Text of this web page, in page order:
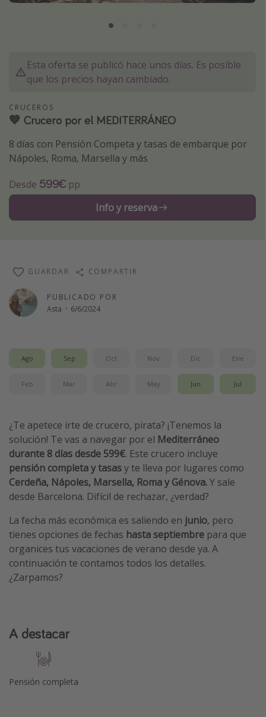
Tailandia
Albania
Inspiración para viajes
Camping
Glamping
Viajar sola como mujer
Viajes para singles
Escapadas románticas
Más temas
Guía de equipaje de mano
Parques de atracciones
Viaja con musicales
El Rey León el musical
Eventos deportivos
Esta oferta se publicó hace unos días. Es posible
que los precios hayan cambiado.
CRUCEROS
💙 Crucero por el MEDITERRÁNEO
8 días con Pensión Competa y tasas de embarque por
Nápoles, Roma, Marsella y más
Desde 599€ pp
Info y reserva
PUBLICADO POR
Asta · 6/6/2024
GUARDAR COMPARTIR
Ago Sep Oct Nov Dic Ene
Feb Mar Abr May Jun Jul
¿Te apetece irte de crucero, pirata? ¡Tenemos la
solución! Te vas a navegar por el Mediterráneo
durante 8 días desde 599€. Este crucero incluye
pensión completa y tasasy te lleva por lugares como
Cerdeña, Nápoles, Marsella, Roma y Génova.Y sale
desde Barcelona. Difícil de rechazar, ¿verdad?
La fecha más económica es saliendo en junio, pero
tienes opciones de fechas hasta septiembre para que
organices tus vacaciones de verano desde ya. A
continuación te contamos todos los detalles.
¿Zarpamos?
A destacar
Pensión completa